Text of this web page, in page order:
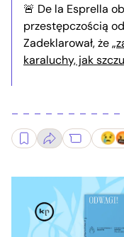
🚨 De la Esprella
przestępczością
Zadeklarował, że „
karaluchy, jak